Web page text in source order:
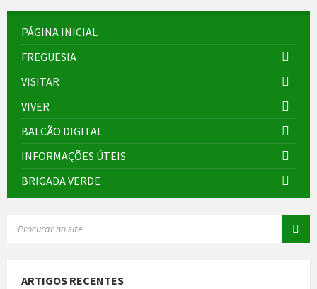
PÁGINA INICIAL
FREGUESIA
VISITAR
VIVER
BALCÃO DIGITAL
INFORMAÇÕES ÚTEIS
BRIGADA VERDE
ARTIGOS RECENTES